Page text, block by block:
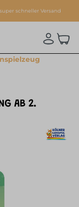
schneller Versand
AB 2.